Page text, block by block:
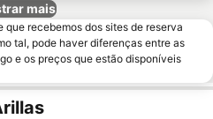
mais
que recebemos dos sites de reserva
tal, pode haver diferenças entre as
e os preços que estão disponíveis